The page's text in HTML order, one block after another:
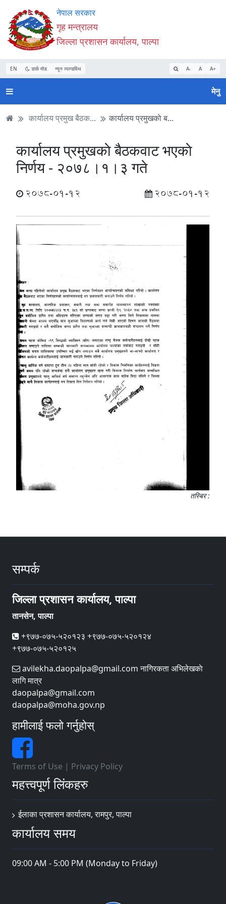
Accessibility
Mode
सुरु
गर्नुहोस्
सामाग्री
पढ्नुहाेस्
नेभिगेसन
पढ्नुहाेस्
वेबसाइट
खोजमा
जानुहोस्
नेपाल सरकार
गृह मन्त्रालय
जिल्ला प्रशासन कार्यालय, पाल्पा
EN डार्क मोड न्यून व्यान्डविथ A- A A+
मेनु
कार्यालय प्रमुख बैठक... कार्यालय प्रमुखकाे ब...
कार्यालय प्रमुखकाे बैठकवाट भएकाे
निर्णय - २०७८।१।३ गते
2078-01-12 2078-01-12
तस्बिर :
सम्पर्क
जिल्ला प्रशासन कार्यालय, पाल्पा
तानसेन, पाल्पा
+९७७-०७५-५२०१२३ +९७७-०७५-५२०१२४
+९७७-०७५-५२०१२५
avilekha.daopalpa@gmail.com नागिरकता अभिलेखकाे
लागि मात्र
daopalpa@gmail.com
daopalpa@moha.gov.np
हामीलाई फलो गर्नुहोस्
Terms of Use | Privacy Policy
महत्त्वपूर्ण लिंकहरु
ईलाका प्रशासन कार्यालय, रामपुर, पाल्पा
कार्यालय समय
09:00 AM - 5:00 PM (Monday to Friday)